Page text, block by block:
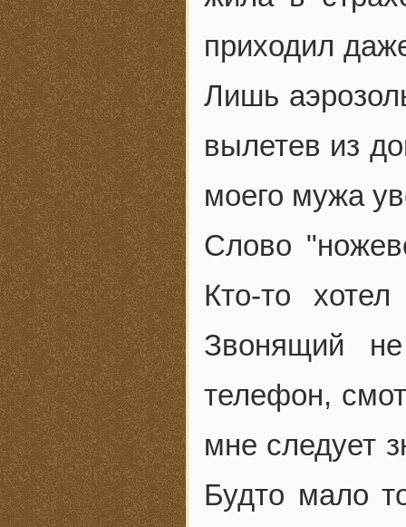
приходил
Лишь
вылетев из
моего мужа
Слово
Кто-то
Звонящий
телефон,
мне следует
Будто мало